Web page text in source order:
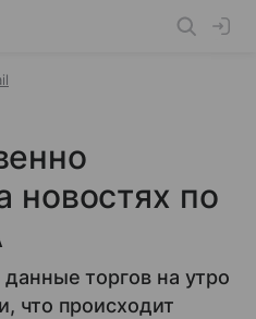
новостях по
торгов на утро
что происходит